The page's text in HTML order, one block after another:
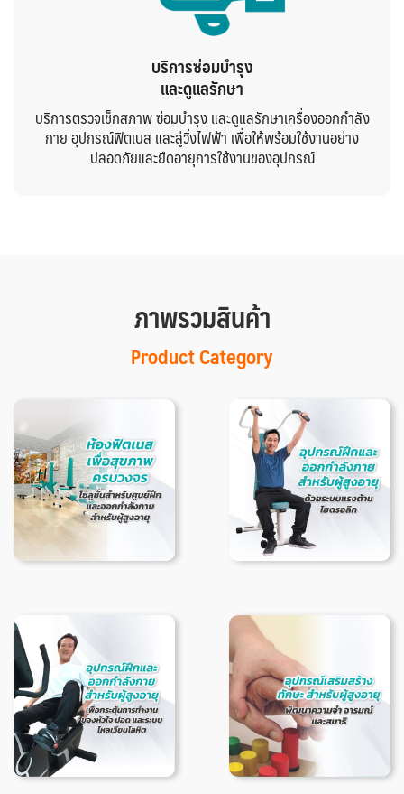
บริการซ่อมบำรุง
และดูแลรักษา
บริการตรวจเช็กสภาพ ซ่อมบำรุง และดูแลรักษาเครื่องออกกำลัง
กาย อุปกรณ์ฟิตเนส และลู่วิ่งไฟฟ้า เพื่อให้พร้อมใช้งานอย่าง
ปลอดภัยและยืดอายุการใช้งานของอุปกรณ์
ภาพรวมสินค้า
Product Category